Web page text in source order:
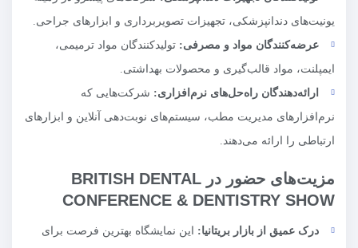
یونیت‌های دندانپزشکی، تجهیزات تصویربرداری و ابزارهای جراحی.
عرضه‌کنندگان مواد و مصرفی: تولیدکنندگان مواد ترمیمی،
ایمپلنت، مواد قالب‌گیری و محصولات بهداشتی.
ارائه‌دهندگان راه‌حل‌های نرم‌افزاری: شرکت‌هایی که
نرم‌افزارهای مدیریت مطب، سیستم‌های نوبت‌دهی آنلاین و ابزارهای
ارتباطی را ارائه می‌دهند.
مزیت‌های حضور در BRITISH DENTAL
CONFERENCE & DENTISTRY SHOW
درک عمیق از بازار بریتانیا: این نمایشگاه بهترین فرصت برای